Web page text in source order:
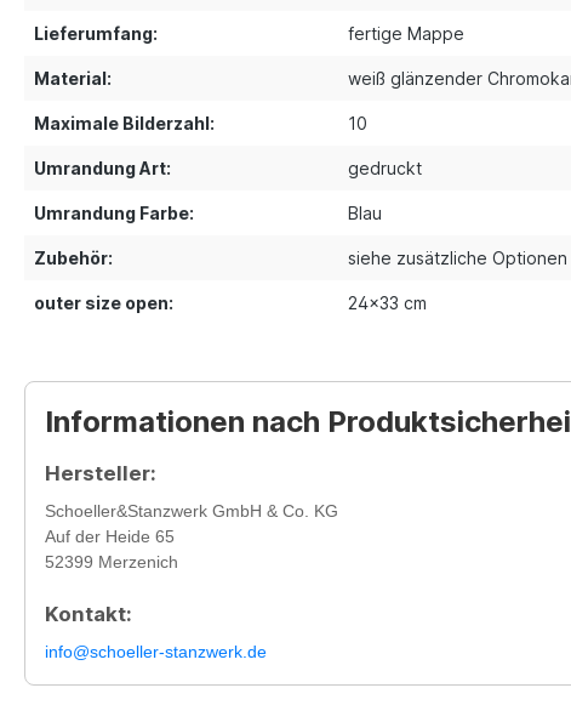
Lieferumfang: fertige Mappe
Material: weiß glänzender
Maximale Bilderzahl: 10
Umrandung Art: gedruckt
Umrandung Farbe: Blau
Zubehör: siehe zusätzliche Optionen
outer size open: 24x33 cm
Informationen nach
Hersteller:
Schoeller&Stanzwerk GmbH & Co. KG
Auf der Heide 65
52399 Merzenich
Kontakt:
info@schoeller-stanzwerk.de